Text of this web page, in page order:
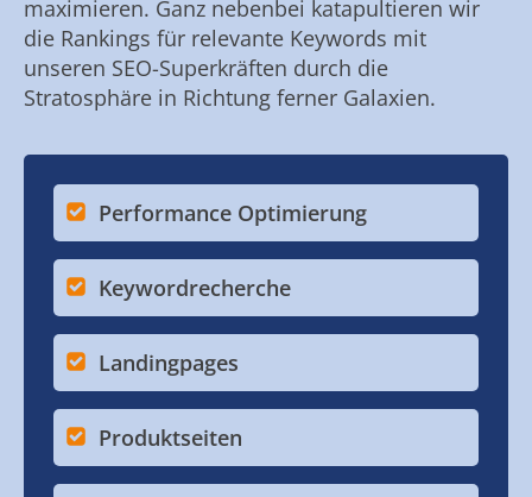
maximieren. Ganz nebenbei katapultieren wir
die Rankings für relevante Keywords mit
unseren SEO-Superkräften durch die
Stratosphäre in Richtung ferner Galaxien.
Performance Optimierung
Keywordrecherche
Landingpages
Produktseiten